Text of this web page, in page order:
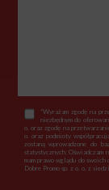
*Wyrażam zgodę na
niezbędnym do
o. oraz zgodę na
o. oraz podmioty
zostaną wprowadzone do
statystycznych. Oświadczam
mam prawo wglądu do
Dobre Promo sp. z o. o. z